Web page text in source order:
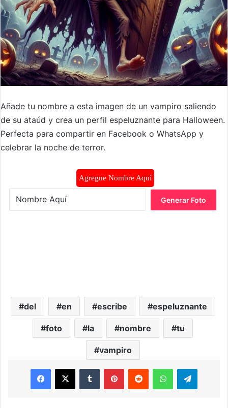
Añade tu nombre a esta imagen de un vampiro saliendo
de su ataúd y crea un perfil espeluznante para Halloween.
Perfecta para compartir en Facebook o WhatsApp y
celebrar la noche de terror.
Agregue Nombre Aquí
Generar Foto
del en escribe espeluznante
foto la nombre tu
vampiro
Facebook
X TumblrPinterestRedditWhatsApp